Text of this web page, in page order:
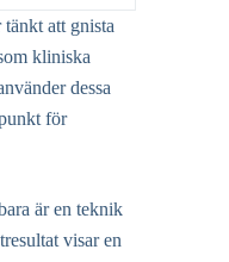
tänkt att gnista
kliniska
dessa
för
är en teknik
visar en